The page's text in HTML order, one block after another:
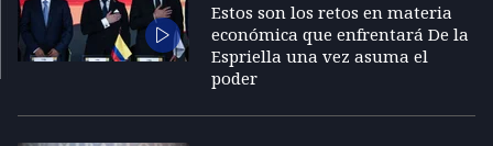
Estos son los retos en materia
económica que enfrentará De la
Espriella una vez asuma el
poder